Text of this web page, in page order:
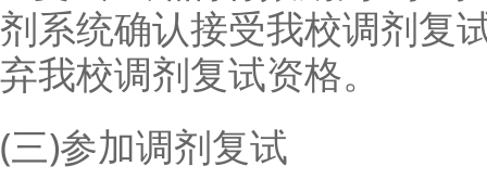
剂系统确认接受我校调剂复
弃我校调剂复试资格。
(三)参加调剂复试